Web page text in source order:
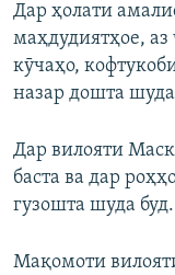
Дар ҳолати
маҳдудиятҳое,
кӯчаҳо,
назар дошта
Дар вилояти
баста ва дар
гузошта шуда буд.
Мақомоти